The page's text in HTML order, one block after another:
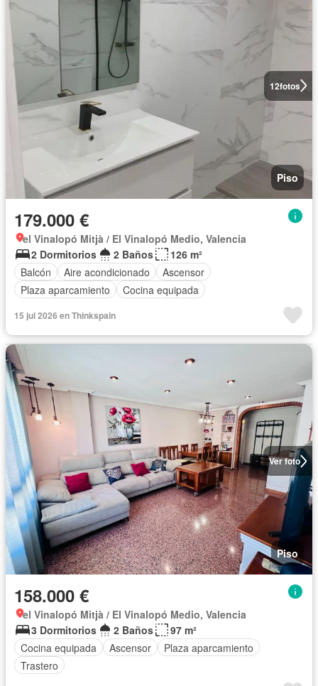
12fotos
Piso
179.000 €
el Vinalopó Mitjà / El Vinalopó Medio, Valencia
2 Dormitorios
2 Baños
126 m²
Balcón
Aire acondicionado
Ascensor
Plaza aparcamiento
Cocina equipada
15 jul 2026 en Thinkspain
Ver foto
Piso
158.000 €
el Vinalopó Mitjà / El Vinalopó Medio, Valencia
3 Dormitorios
2 Baños
97 m²
Cocina equipada
Ascensor
Plaza aparcamiento
Trastero